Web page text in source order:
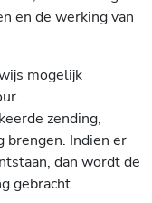
en de werking van
mogelijk
zending,
brengen. Indien er
dan wordt de
gebracht.